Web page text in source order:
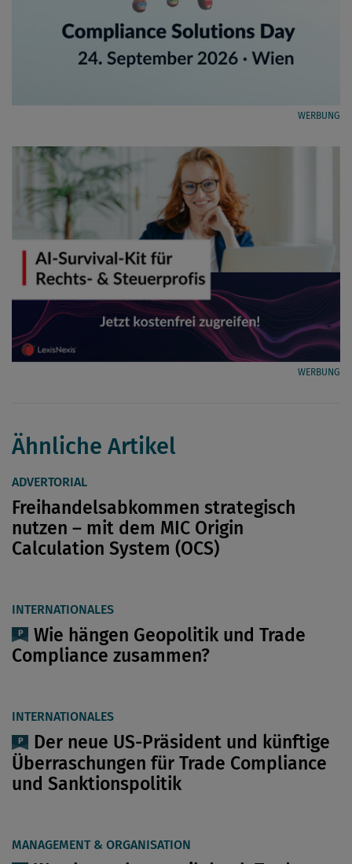
WERBUNG
WERBUNG
Ähnliche Artikel
ADVERTORIAL
Freihandelsabkommen strategisch
nutzen – mit dem MIC Origin
Calculation System (OCS)
INTERNATIONALES
Wie hängen Geopolitik und Trade
Compliance zusammen?
INTERNATIONALES
Der neue US-Präsident und künftige
Überraschungen für Trade Compliance
und Sanktionspolitik
MANAGEMENT & ORGANISATION